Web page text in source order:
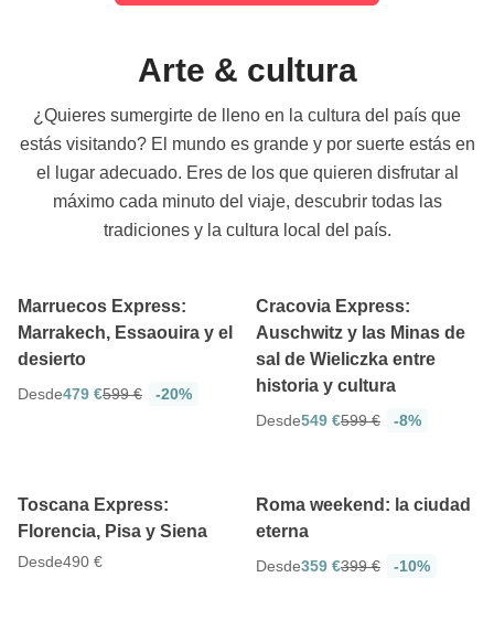
Arte & cultura
¿Quieres sumergirte de lleno en la cultura del país que
estás visitando? El mundo es grande y por suerte estás en
el lugar adecuado. Eres de los que quieren disfrutar al
máximo cada minuto del viaje, descubrir todas las
tradiciones y la cultura local del país.
Marruecos Express:
Marrakech, Essaouira y el
desierto
Desde479 €599 € -20%
Cracovia Express:
Auschwitz y las Minas de
sal de Wieliczka entre
historia y cultura
Desde549 €599 €
-8%
Toscana Express:
Florencia, Pisa y Siena
Desde490 €
Roma weekend: la ciudad
eterna
Desde359 €399 €
-10%